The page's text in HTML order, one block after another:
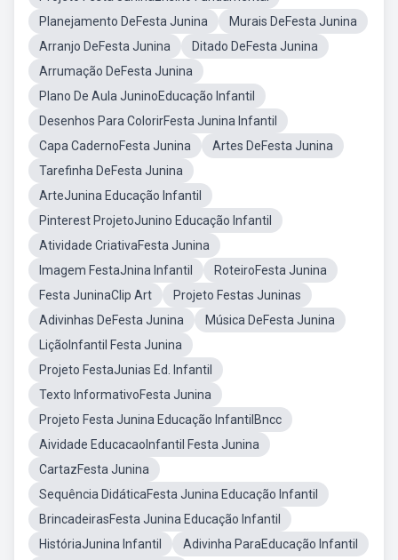
Planejamento DeFesta Junina
Murais DeFesta Junina
Arranjo DeFesta Junina
Ditado DeFesta Junina
Arrumação DeFesta Junina
Plano De Aula JuninoEducação Infantil
Desenhos Para ColorirFesta Junina Infantil
Capa CadernoFesta Junina
Artes DeFesta Junina
Tarefinha DeFesta Junina
ArteJunina Educação Infantil
Pinterest ProjetoJunino Educação Infantil
Atividade CriativaFesta Junina
Imagem FestaJnina Infantil
RoteiroFesta Junina
Festa JuninaClip Art
Projeto Festas Juninas
Adivinhas DeFesta Junina
Música DeFesta Junina
LiçãoInfantil Festa Junina
Projeto FestaJunias Ed. Infantil
Texto InformativoFesta Junina
Projeto Festa Junina Educação InfantilBncc
Aividade EducacaoInfantil Festa Junina
CartazFesta Junina
Sequência DidáticaFesta Junina Educação Infantil
BrincadeirasFesta Junina Educação Infantil
HistóriaJunina Infantil
Adivinha ParaEducação Infantil